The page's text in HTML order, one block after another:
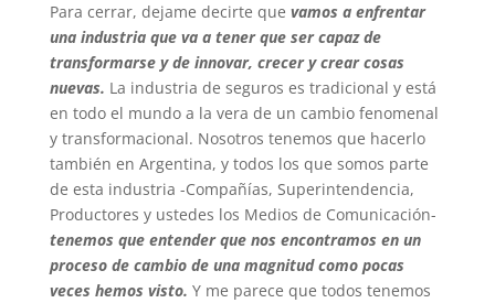
Para cerrar, dejame decirte que vamos a enfrentar
una industria que va a tener que ser capaz de
transformarse y de innovar, crecer y crear cosas
nuevas. La industria de seguros es tradicional y está
en todo el mundo a la vera de un cambio fenomenal
y transformacional. Nosotros tenemos que hacerlo
también en Argentina, y todos los que somos parte
de esta industria -Compañías, Superintendencia,
Productores y ustedes los Medios de Comunicación-
tenemos que entender que nos encontramos en un
proceso de cambio de una magnitud como pocas
veces hemos visto. Y me parece que todos tenemos